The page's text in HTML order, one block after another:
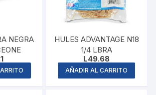
NEGRA
HULES ADVANTAGE N18
1/4 LBRA
L49.68
AÑADIR AL CARRITO